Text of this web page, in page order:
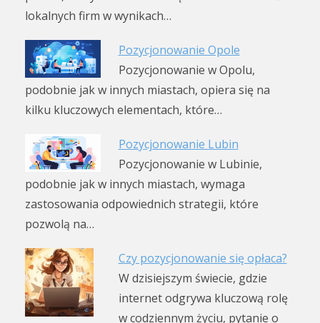
lokalnych firm w wynikach…
Pozycjonowanie Opole
Pozycjonowanie w Opolu,
podobnie jak w innych miastach, opiera się na
kilku kluczowych elementach, które…
Pozycjonowanie Lubin
Pozycjonowanie w Lubinie,
podobnie jak w innych miastach, wymaga
zastosowania odpowiednich strategii, które
pozwolą na…
Czy pozycjonowanie się opłaca?
W dzisiejszym świecie, gdzie
internet odgrywa kluczową rolę
w codziennym życiu, pytanie o